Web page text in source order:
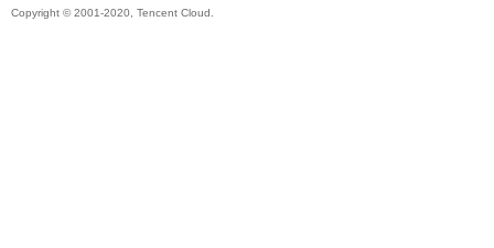
Copyright © 2001-2020, Tencent Cloud.